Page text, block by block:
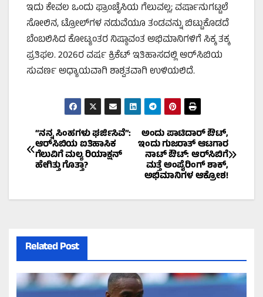
ಇದು ಕೇವಲ ಒಂದು ಫ್ರಾಂಚೈಸಿಯ ಗೆಲುವಲ್ಲ; ವರ್ಷಾನುಗಟ್ಟಲೆ
ಸೋಲಿನ, ಟ್ರೋಲ್‌ಗಳ ನಡುವೆಯೂ ತಂಡವನ್ನು ಬಿಟ್ಟುಕೊಡದೆ
ಬೆಂಬಲಿಸಿದ ಕೋಟ್ಯಂತರ ನಿಷ್ಠಾವಂತ ಅಭಿಮಾನಿಗಳಿಗೆ ಸಿಕ್ಕ ತಕ್ಕ
ಪ್ರತಿಫಲ. 2026ರ ವರ್ಷ ಕ್ರಿಕೆಟ್ ಇತಿಹಾಸದಲ್ಲಿ ಆರ್‌ಸಿಬಿಯ
ಸುವರ್ಣ ಅಧ್ಯಾಯವಾಗಿ ಶಾಶ್ವತವಾಗಿ ಉಳಿಯಲಿದೆ.
Post
navigation
ಅಂದು ಪಾಟಿದಾರ್ ಔಟ್,
ಇಂದು ಗುಜರಾತ್ ಆಟಗಾರ
ನಾಟ್ ಔಟ್: ಆರ್‌ಸಿಬಿಗೆ
ಮತ್ತೆ ಅಂಪೈರಿಂಗ್ ಶಾಕ್,
ಅಭಿಮಾನಿಗಳ ಆಕ್ರೋಶ!
“ನನ್ನ ಸಿಂಹಗಳು ಘರ್ಜಿಸಿವೆ”:
ಆರ್‌ಸಿಬಿಯ ಐತಿಹಾಸಿಕ
ಗೆಲುವಿಗೆ ಮಲ್ಯ ರಿಯಾಕ್ಷನ್
ಹೇಗಿತ್ತು ಗೊತ್ತಾ?
Related Post